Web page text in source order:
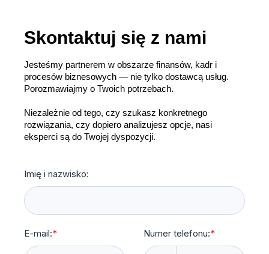
Skontaktuj się z nami
Jesteśmy partnerem w obszarze finansów, kadr i
procesów biznesowych — nie tylko dostawcą usług.
Porozmawiajmy o Twoich potrzebach.
Niezależnie od tego, czy szukasz konkretnego
rozwiązania, czy dopiero analizujesz opcje, nasi
eksperci są do Twojej dyspozycji.
Imię i nazwisko:
E-mail:* Numer telefonu:*